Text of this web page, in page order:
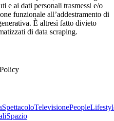
e ai dati personali trasmessi e/o
funzionale all’addestramento di
È altresì fatto divieto
di data scraping.
SpettacoloTelevisionePeople
Spazio